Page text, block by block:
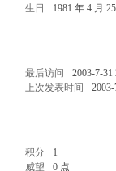
生日 1981 年 4 月
最后访问
2003-7-31
上次发表时间
积分
1
威望
0 点